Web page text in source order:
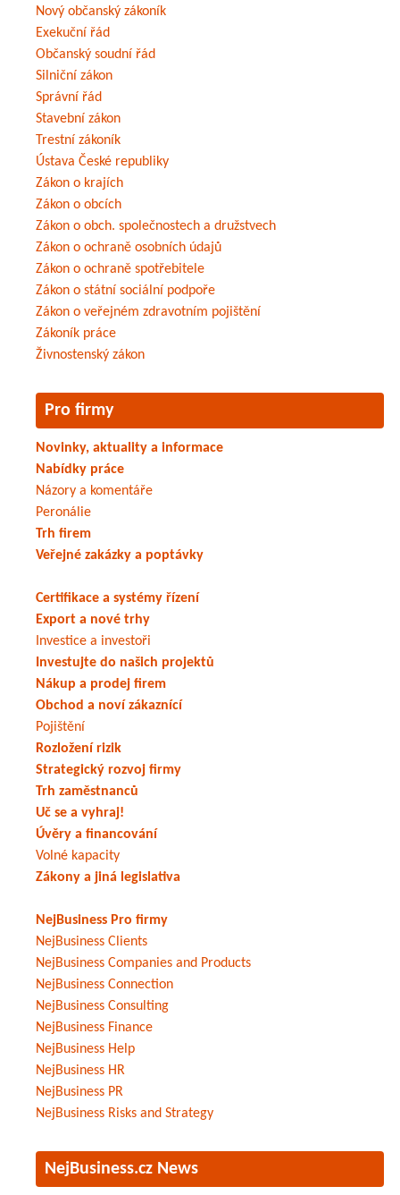
Nový občanský zákoník
Exekuční řád
Občanský soudní řád
Silniční zákon
Správní řád
Stavební zákon
Trestní zákoník
Ústava České republiky
Zákon o krajích
Zákon o obcích
Zákon o obch. společnostech a družstvech
Zákon o ochraně osobních údajů
Zákon o ochraně spotřebitele
Zákon o státní sociální podpoře
Zákon o veřejném zdravotním pojištění
Zákoník práce
Živnostenský zákon
Pro firmy
Novinky, aktuality a informace
Nabídky práce
Názory a komentáře
Peronálie
Trh firem
Veřejné zakázky a poptávky
Certifikace a systémy řízení
Export a nové trhy
Investice a investoři
Investujte do našich projektů
Nákup a prodej firem
Obchod a noví zákaznící
Pojištění
Rozložení rizik
Strategický rozvoj firmy
Trh zaměstnanců
Uč se a vyhraj!
Úvěry a financování
Volné kapacity
Zákony a jiná legislativa
NejBusiness Pro firmy
NejBusiness Clients
NejBusiness Companies and Products
NejBusiness Connection
NejBusiness Consulting
NejBusiness Finance
NejBusiness Help
NejBusiness HR
NejBusiness PR
NejBusiness Risks and Strategy
NejBusiness.cz News